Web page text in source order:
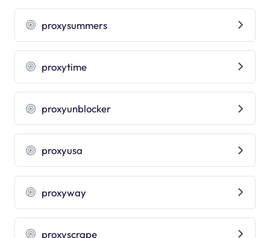
proxysummers
proxytime
proxyunblocker
proxyusa
proxyway
proxyscrape